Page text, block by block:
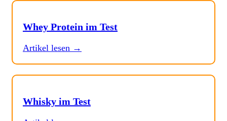
Whey Protein im Test
Artikel lesen →
Whisky im Test